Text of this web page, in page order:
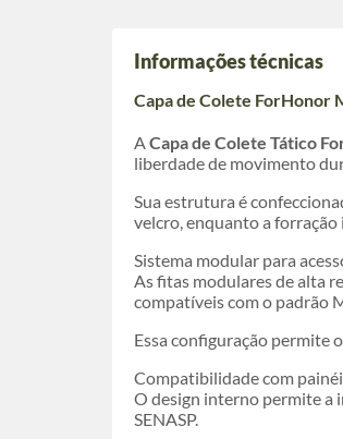
Informações técnicas
Capa de Colete ForHonor
ACapa de Colete Tático
liberdade de movimento
Sua estrutura é
velcro, enquanto a
Sistema modular para
As fitas modulares de alta
compatíveis com o padrão
Essa configuração permite
Compatibilidade com
O design interno permite a
SENASP.